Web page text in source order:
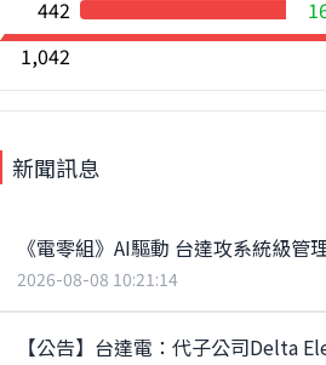
442
1,042
新聞訊息
《電零組》AI驅動 台達攻系統級管
2026-08-08 10:21:14